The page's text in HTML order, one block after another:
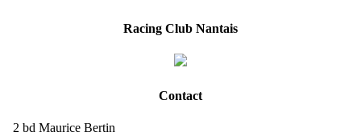
Racing Club Nantais
Contact
2 bd Maurice Bertin